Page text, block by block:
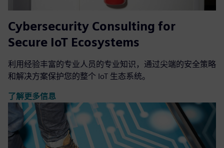
Cybersecurity Consulting for
Secure IoT Ecosystems
利用经验丰富的专业人员的专业知识，通过尖端的安全策略
和解决方案保护您的整个 IoT 生态系统。
了解更多信息